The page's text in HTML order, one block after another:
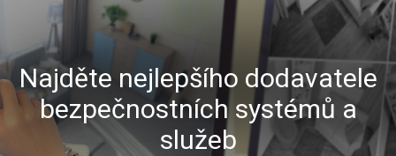
Najděte nejlepšího dodavatele
bezpečnostních systémů a
služeb